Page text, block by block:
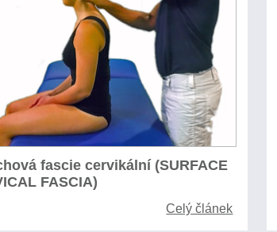
fascie cervikální (SURFACE
FASCIA)
Celý článek